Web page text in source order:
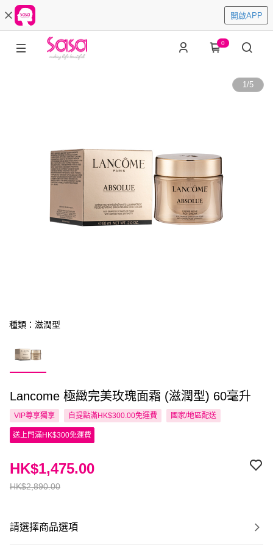
開啟APP
0
1/5
種類：滋潤型
Lancome 極緻完美玫瑰面霜 (滋潤型) 60毫升
VIP尊享獨享 自提點滿HK$300.00免運費 國家/地區配送
送上門滿HK$300免運費
HK$2,890.00
HK$1,475.00
請選擇商品選項